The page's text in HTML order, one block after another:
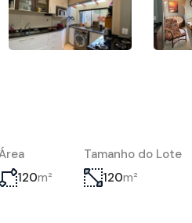
120m²
Tamanho do Lote
120m²